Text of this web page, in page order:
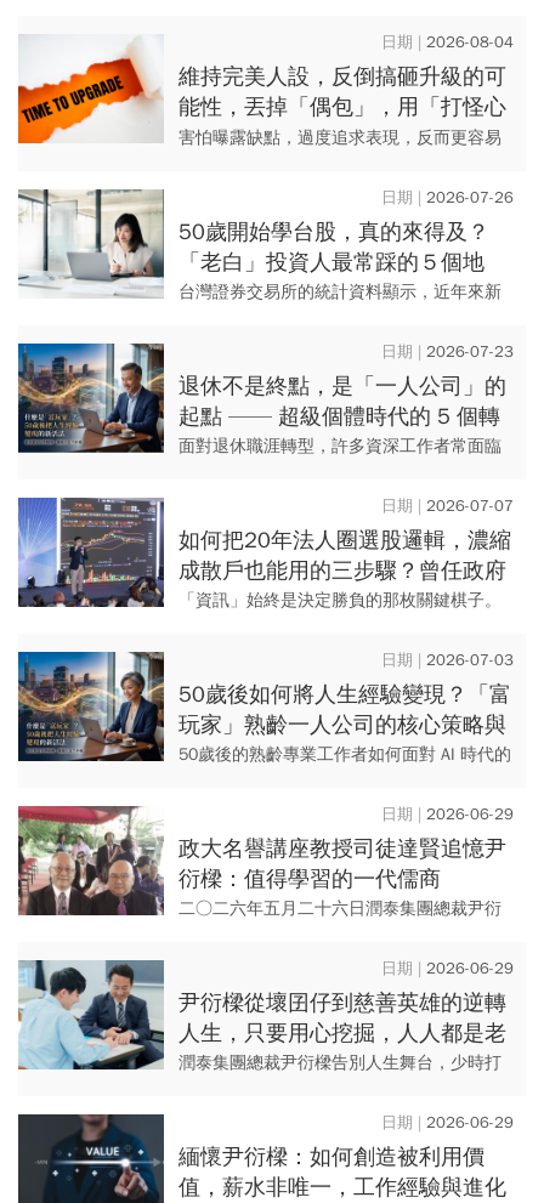
「懂得隨機應變」比「堅持真實自我」更吃
香，也更容易贏得高層力挺。
2026-08-04
維持完美人設，反倒搞砸升級的可
能性，丟掉「偶包」，用「打怪心
態」解鎖學習目標
害怕曝露缺點，過度追求表現，反而更容易
行為學博士，告訴你勇敢面對未知、擴展自
我能力的升級關鍵。
2026-07-26
50歲開始學台股，真的來得及？
「老白」投資人最常踩的５個地
雷，以及今周學堂建議的入門路徑
台灣證券交易所的統計資料顯示，近年來新
持續上升，這群人在投資圈被稱為「老
白」，年齡不小、但投資資歷...
2026-07-23
退休不是終點，是「一人公司」的
起點 —— 超級個體時代的 5 個轉
變
面對退休職涯轉型，許多資深工作者常面臨
學堂>富玩家專欄主筆陳若雲剖析超級個體時
代的5個核...
2026-07-07
如何把20年法人圈選股邏輯，濃縮
成散戶也能用的三步驟？曾任政府
基金操盤手黃豐凱的巨浪碉堡法
「資訊」始終是決定勝負的那枚關鍵棋子。
團隊，能將每一份財務報告、每一筆籌碼流
動即時拆解為決策依據；反觀...
2026-07-03
50歲後如何將人生經驗變現？「富
玩家」熟齡一人公司的核心策略與
顧問實踐指南
50歲後的熟齡專業工作者如何面對 AI 時代的
上半場累積的專業、經驗與人脈，轉化為獨
立顧問服務...
2026-06-29
政大名譽講座教授司徒達賢追憶尹
衍樑：值得學習的一代儒商
二○二六年五月二十六日潤泰集團總裁尹衍
師司徒達賢自一九八二年起與尹結識，師生
情誼深厚，見證了他對社會的...
2026-06-29
尹衍樑從壞囝仔到慈善英雄的逆轉
人生，只要用心挖掘，人人都是老
師
潤泰集團總裁尹衍樑告別人生舞台，少時打
永不放棄而改過向善。他曾自謙是世上最幸
運的人，因一路上有眾多好老...
2026-06-29
緬懷尹衍樑：如何創造被利用價
值，薪水非唯一，工作經驗與進化